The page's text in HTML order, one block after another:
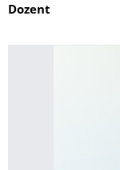
Dozent